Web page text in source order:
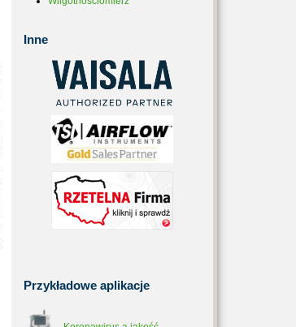
Inne
Przykładowe aplikacje